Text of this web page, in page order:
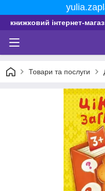
книжковий інтернет-
Товари та послуги